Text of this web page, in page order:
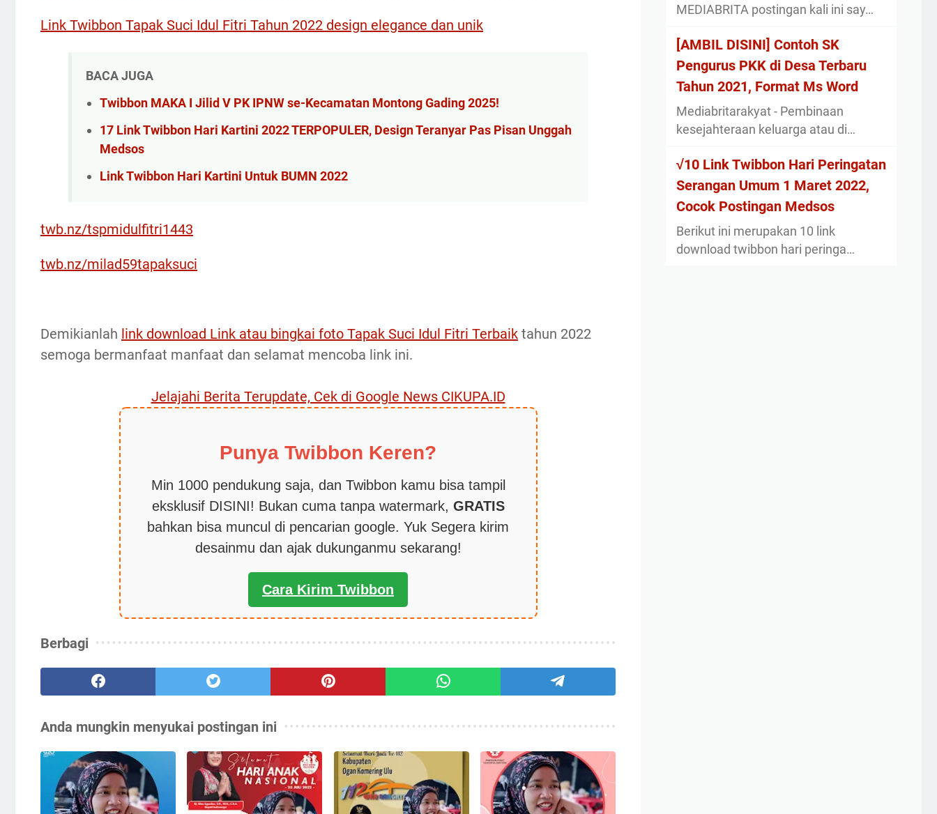
Link Twibbon Tapak Suci Idul Fitri Tahun 2022 design elegance dan unik
BACA JUGA
Twibbon MAKA I Jilid V PK IPNW se-Kecamatan Montong Gading 2025!
17 Link Twibbon Hari Kartini 2022 TERPOPULER, Design Teranyar Pas Pisan Unggah
Medsos
Link Twibbon Hari Kartini Untuk BUMN 2022
twb.nz/tspmidulfitri1443
twb.nz/milad59tapaksuci
Demikianlah link download Link atau bingkai foto Tapak Suci Idul Fitri Terbaik tahun 2022
semoga bermanfaat manfaat dan selamat mencoba link ini.
Jelajahi Berita Terupdate, Cek di Google News CIKUPA.ID
Punya Twibbon Keren?
Min 1000 pendukung saja, dan Twibbon kamu bisa tampil
eksklusif DISINI! Bukan cuma tanpa watermark, GRATIS
bahkan bisa muncul di pencarian google. Yuk Segera kirim
desainmu dan ajak dukunganmu sekarang!
Cara Kirim Twibbon
Berbagi
Anda mungkin menyukai postingan ini
MEDIABRITA postingan kali ini say…
[AMBIL DISINI] Contoh SK
Pengurus PKK di Desa Terbaru
Tahun 2021, Format Ms Word
Mediabritarakyat - Pembinaan
kesejahteraan keluarga atau di…
√10 Link Twibbon Hari Peringatan
Serangan Umum 1 Maret 2022,
Cocok Postingan Medsos
Berikut ini merupakan 10 link
download twibbon hari peringa…